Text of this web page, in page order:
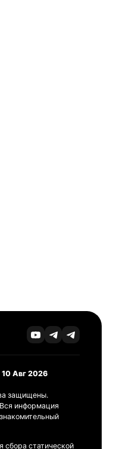
Авг 2026
защищены.
информация
сбора статической